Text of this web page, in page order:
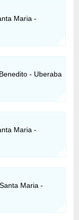
Maria -
- Uberaba
Maria -
Maria -